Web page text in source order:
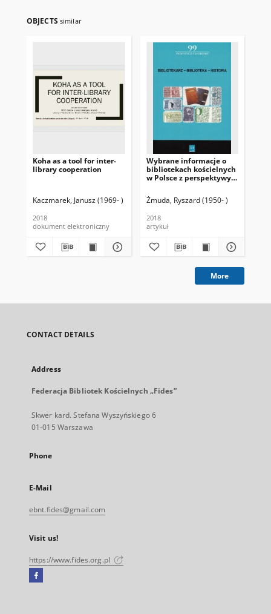
OBJECTS similar
Koha as a tool for inter-
library cooperation
Kaczmarek, Janusz (1969- )
2018
dokument elektroniczny
Wybrane informacje o
bibliotekach kościelnych
w Polsce z perspektywy
Żmuda, Ryszard (1950- )
2018
artykuł
More
CONTACT DETAILS
Address
Federacja Bibliotek Kościelnych „Fides”
Skwer kard. Stefana Wyszyńskiego 6
01-015 Warszawa
Phone
E-Mail
ebnt.fides@gmail.com
Visit us!
https://www.fides.org.pl
Facebook